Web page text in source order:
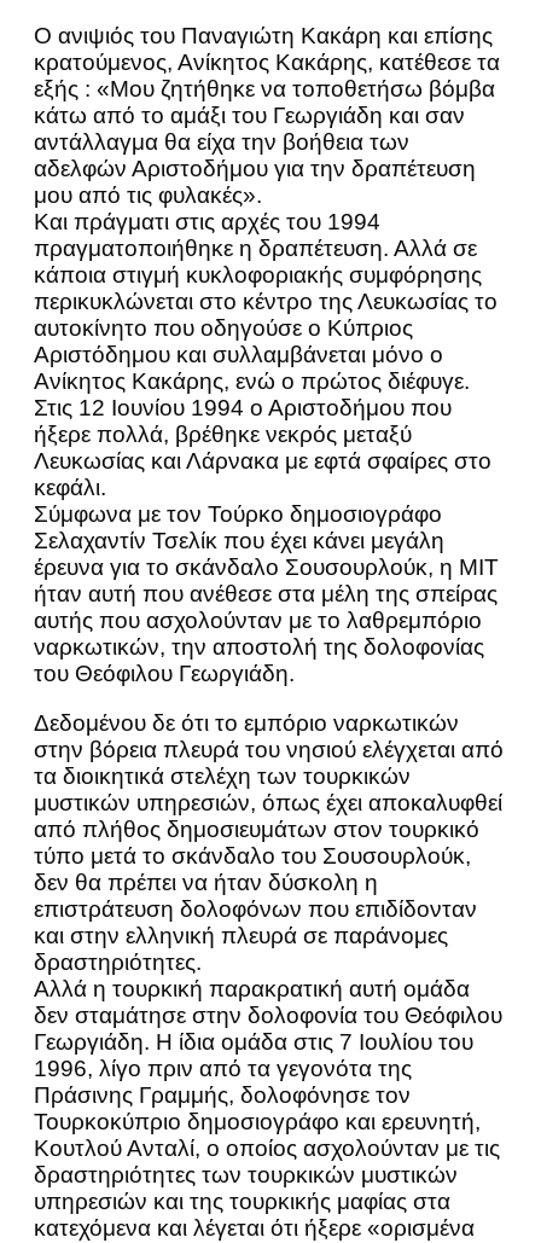
Ο ανιψιός του Παναγιώτη Κακάρη και επίσης
κρατούμενος, Ανίκητος Κακάρης, κατέθεσε τα
εξής : «Μου ζητήθηκε να τοποθετήσω βόμβα
κάτω από το αμάξι του Γεωργιάδη και σαν
αντάλλαγμα θα είχα την βοήθεια των
αδελφών Αριστοδήμου για την δραπέτευση
μου από τις φυλακές».
Και πράγματι στις αρχές του 1994
πραγματοποιήθηκε η δραπέτευση. Αλλά σε
κάποια στιγμή κυκλοφοριακής συμφόρησης
περικυκλώνεται στο κέντρο της Λευκωσίας το
αυτοκίνητο που οδηγούσε ο Κύπριος
Αριστόδημου και συλλαμβάνεται μόνο ο
Ανίκητος Κακάρης, ενώ ο πρώτος διέφυγε.
Στις 12 Ιουνίου 1994 ο Αριστοδήμου που
ήξερε πολλά, βρέθηκε νεκρός μεταξύ
Λευκωσίας και Λάρνακα με εφτά σφαίρες στο
κεφάλι.
Σύμφωνα με τον Τούρκο δημοσιογράφο
Σελαχαντίν Τσελίκ που έχει κάνει μεγάλη
έρευνα για το σκάνδαλο Σουσουρλούκ, η ΜΙΤ
ήταν αυτή που ανέθεσε στα μέλη της σπείρας
αυτής που ασχολούνταν με το λαθρεμπόριο
ναρκωτικών, την αποστολή της δολοφονίας
του Θεόφιλου Γεωργιάδη.
Δεδομένου δε ότι το εμπόριο ναρκωτικών
στην βόρεια πλευρά του νησιού ελέγχεται από
τα διοικητικά στελέχη των τουρκικών
μυστικών υπηρεσιών, όπως έχει αποκαλυφθεί
από πλήθος δημοσιευμάτων στον τουρκικό
τύπο μετά το σκάνδαλο του Σουσουρλούκ,
δεν θα πρέπει να ήταν δύσκολη η
επιστράτευση δολοφόνων που επιδίδονταν
και στην ελληνική πλευρά σε παράνομες
δραστηριότητες.
Αλλά η τουρκική παρακρατική αυτή ομάδα
δεν σταμάτησε στην δολοφονία του Θεόφιλου
Γεωργιάδη. Η ίδια ομάδα στις 7 Ιουλίου του
1996, λίγο πριν από τα γεγονότα της
Πράσινης Γραμμής, δολοφόνησε τον
Τουρκοκύπριο δημοσιογράφο και ερευνητή,
Κουτλού Ανταλί, ο οποίος ασχολούνταν με τις
δραστηριότητες των τουρκικών μυστικών
υπηρεσιών και της τουρκικής μαφίας στα
κατεχόμενα και λέγεται ότι ήξερε «ορισμένα